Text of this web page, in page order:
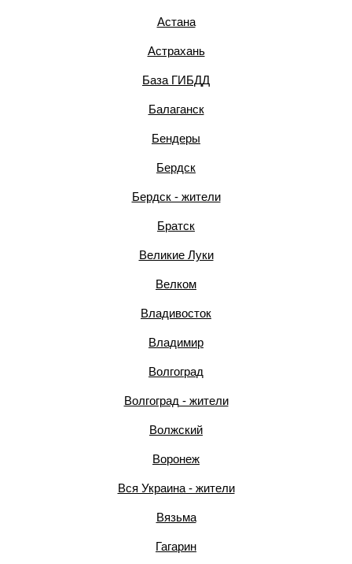
Астана
Астрахань
База ГИБДД
Балаганск
Бендеры
Бердск
Бердск - жители
Братск
Великие Луки
Велком
Владивосток
Владимир
Волгоград
Волгоград - жители
Волжский
Воронеж
Вся Украина - жители
Вязьма
Гагарин